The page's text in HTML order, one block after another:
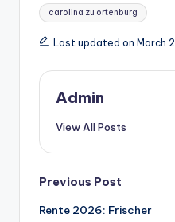
Tags:
carolina zu ortenburg
Last updated on March
Admin
View All Posts
Post
Previous Post
Rente 2026: Frischer